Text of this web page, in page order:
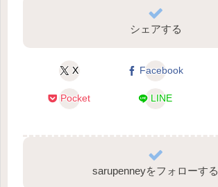
シェアする
X Facebook
Pocket LINE
sarupenneyをフォローする